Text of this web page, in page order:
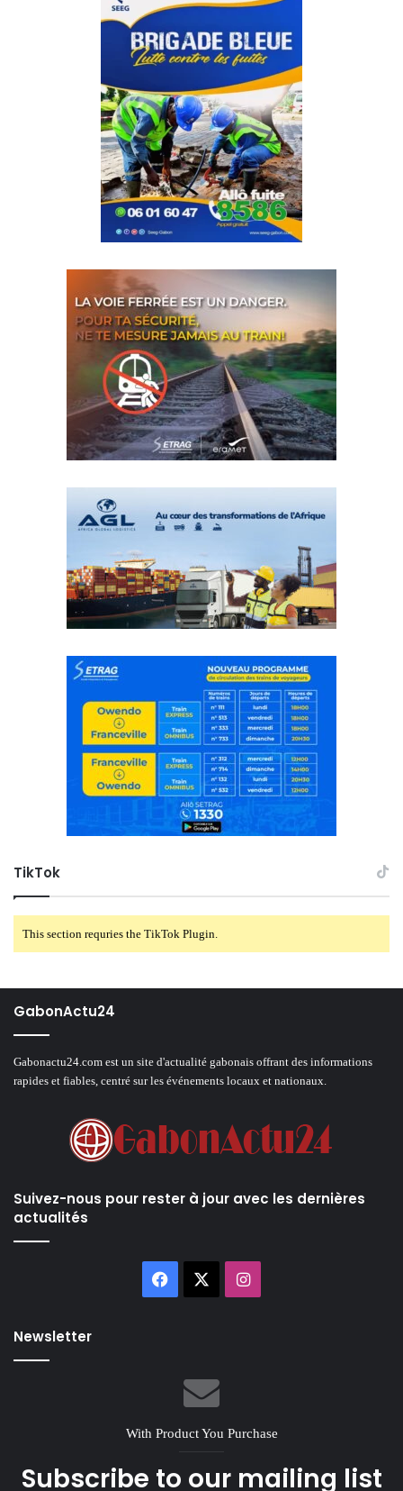
TikTok
This section requries the TikTok Plugin.
GabonActu24
Gabonactu24.com est un site d'actualité gabonais offrant des informations
rapides et fiables, centré sur les événements locaux et nationaux.
Suivez-nous pour rester à jour avec les dernières
actualités
Facebook Instagram
Newsletter
With Product You Purchase
Subscribe to our mailing list